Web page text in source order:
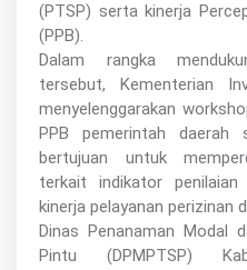
(PTSP) serta kinerja
(PPB).
Dalam rangka
tersebut, Kementerian
menyelenggarakan
PPB pemerintah daerah
bertujuan untuk
terkait indikator
kinerja pelayanan perizinan
Dinas Penanaman Modal
Pintu (DPMPTSP)